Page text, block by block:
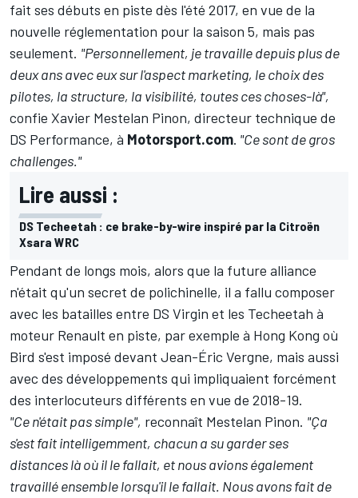
fait ses débuts en piste dès l'été 2017, en vue de la
nouvelle réglementation pour la saison 5, mais pas
seulement. "Personnellement, je travaille depuis plus de
deux ans avec eux sur l'aspect marketing, le choix des
pilotes, la structure, la visibilité, toutes ces choses-là",
confie Xavier Mestelan Pinon, directeur technique de
DS Performance, à Motorsport.com. "Ce sont de gros
challenges."
Lire aussi :
DS Techeetah : ce brake-by-wire inspiré par la Citroën
Xsara WRC
Pendant de longs mois, alors que la future alliance
n'était qu'un secret de polichinelle, il a fallu composer
avec les batailles entre DS Virgin et les Techeetah à
moteur Renault en piste, par exemple à Hong Kong où
Bird s'est imposé devant Jean-Éric Vergne, mais aussi
avec des développements qui impliquaient forcément
des interlocuteurs différents en vue de 2018-19.
"Ce n'était pas simple", reconnaît Mestelan Pinon. "Ça
s'est fait intelligemment, chacun a su garder ses
distances là où il le fallait, et nous avions également
travaillé ensemble lorsqu'il le fallait. Nous avons fait de